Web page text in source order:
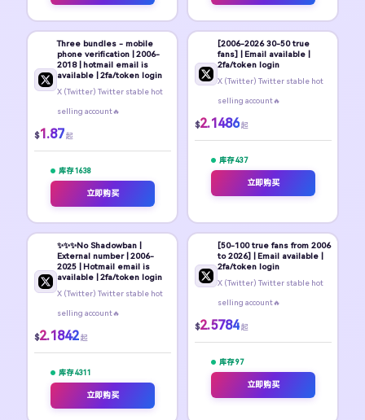
Three bundles - mobile
phone verification | 2006-
2018 | hotmail email is
available | 2fa/token login
X (Twitter) Twitter stable hot
selling account🔥
$1.87 起
库存 1638
立即购买
[2006-2026 30-50 true
fans] | Email available |
2fa/token login
X (Twitter) Twitter stable hot
selling account🔥
$2.1486 起
库存 437
立即购买
✨️✨️✨️No Shadowban |
External number | 2006-
2025 | Hotmail email is
available | 2fa/token login
X (Twitter) Twitter stable hot
selling account🔥
$2.1842 起
库存 4311
立即购买
[50-100 true fans from 2006
to 2026] | Email available |
2fa/token login
X (Twitter) Twitter stable hot
selling account🔥
$2.5784 起
库存 97
立即购买